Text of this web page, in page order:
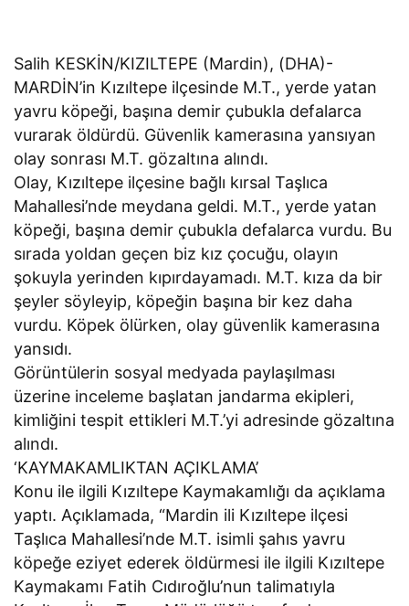
Salih KESKİN/KIZILTEPE (Mardin), (DHA)-
MARDİN’in Kızıltepe ilçesinde M.T., yerde yatan
yavru köpeği, başına demir çubukla defalarca
vurarak öldürdü. Güvenlik kamerasına yansıyan
olay sonrası M.T. gözaltına alındı.
Olay, Kızıltepe ilçesine bağlı kırsal Taşlıca
Mahallesi’nde meydana geldi. M.T., yerde yatan
köpeği, başına demir çubukla defalarca vurdu. Bu
sırada yoldan geçen biz kız çocuğu, olayın
şokuyla yerinden kıpırdayamadı. M.T. kıza da bir
şeyler söyleyip, köpeğin başına bir kez daha
vurdu. Köpek ölürken, olay güvenlik kamerasına
yansıdı.
Görüntülerin sosyal medyada paylaşılması
üzerine inceleme başlatan jandarma ekipleri,
kimliğini tespit ettikleri M.T.’yi adresinde gözaltına
alındı.
‘KAYMAKAMLIKTAN AÇIKLAMA’
Konu ile ilgili Kızıltepe Kaymakamlığı da açıklama
yaptı. Açıklamada, “Mardin ili Kızıltepe ilçesi
Taşlıca Mahallesi’nde M.T. isimli şahıs yavru
köpeğe eziyet ederek öldürmesi ile ilgili Kızıltepe
Kaymakamı Fatih Cıdıroğlu’nun talimatıyla